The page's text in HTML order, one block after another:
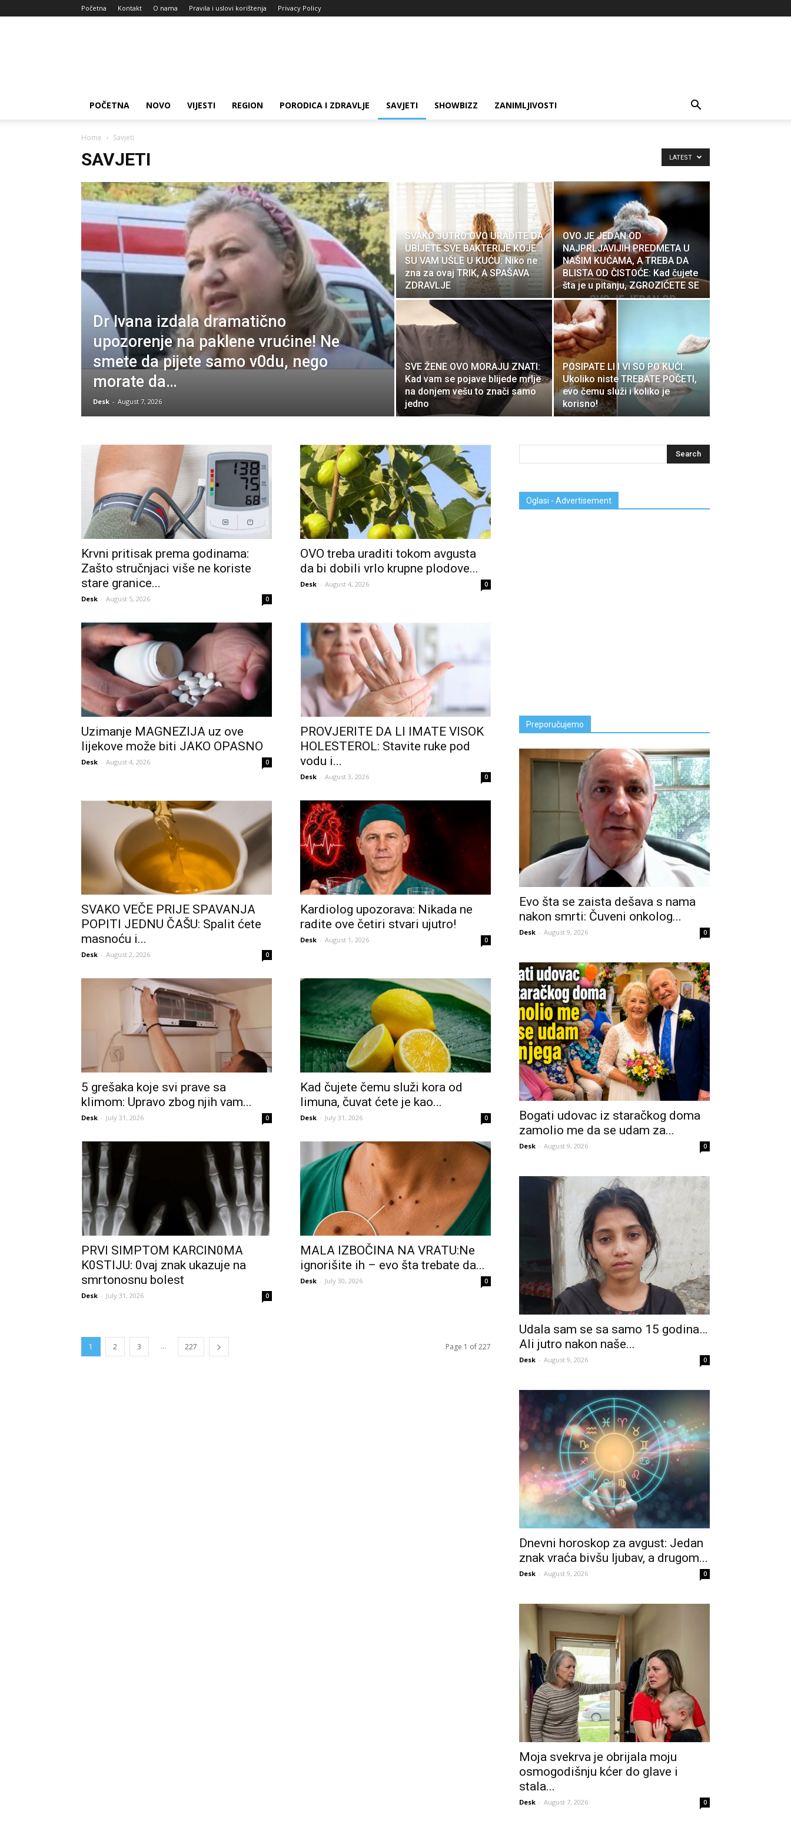
Početna Kontakt O nama Pravila i uslovi korištenja Privacy Policy
POČETNA NOVO VIJESTI REGION PORODICA I ZDRAVLJE SAVJETI SHOWBIZZ ZANIMLJIVOSTI
Home Savjeti
SAVJETI LATEST
Dr Ivana izdala dramatično
upozorenje na paklene vrućine! Ne
smete da pijete samo v0du, nego
morate da…
Desk - August 7, 2026
SVAKO JUTRO OVO URADITE DA
UBIJETE SVE BAKTERIJE KOJE
SU VAM UŠLE U KUĆU: Niko ne
zna za ovaj TRIK, A SPAŠAVA
ZDRAVLJE
OVO JE JEDAN OD
NAJPRLJAVIJIH PREDMETA U
NAŠIM KUĆAMA, A TREBA DA
BLISTA OD ČISTOĆE: Kad čujete
šta je u pitanju, ZGROZIĆETE SE
SVE ŽENE OVO MORAJU ZNATI:
Kad vam se pojave blijede mrlje
na donjem vešu to znači samo
jedno
POSIPATE LI I VI SO PO KUĆI:
Ukoliko niste TREBATE POČETI,
evo čemu služi i koliko je
korisno!
Krvni pritisak prema godinama:
Zašto stručnjaci više ne koriste
stare granice...
Desk - August 5, 2026 0
OVO treba uraditi tokom avgusta
da bi dobili vrlo krupne plodove...
Desk - August 4, 2026 0
Uzimanje MAGNEZIJA uz ove
lijekove može biti JAKO OPASNO
Desk - August 4, 2026 0
PROVJERITE DA LI IMATE VISOK
HOLESTEROL: Stavite ruke pod
vodu i...
Desk - August 3, 2026 0
SVAKO VEČE PRIJE SPAVANJA
POPITI JEDNU ČAŠU: Spalit ćete
masnoću i...
Desk - August 2, 2026 0
Kardiolog upozorava: Nikada ne
radite ove četiri stvari ujutro!
Desk - August 1, 2026 0
5 grešaka koje svi prave sa
klimom: Upravo zbog njih vam...
Desk - July 31, 2026 0
Kad čujete čemu služi kora od
limuna, čuvat ćete je kao...
Desk - July 31, 2026 0
PRVl SlMPTOM KARClN0MA
K0STlJU: 0vaj znak ukazuje na
smrtonosnu bolest
Desk - July 31, 2026 0
MALA IZBOČINA NA VRATU:Ne
ignorišite ih – evo šta trebate da...
Desk - July 30, 2026 0
1 2 3 ... 227 Page 1 of 227
Oglasi - Advertisement
Preporučujemo
Evo šta se zaista dešava s nama
nakon smrti: Čuveni onkolog...
Desk - August 9, 2026 0
Bogati udovac iz staračkog doma
zamolio me da se udam za...
Desk - August 9, 2026 0
Udala sam se sa samo 15 godina…
Ali jutro nakon naše...
Desk - August 9, 2026 0
Dnevni horoskop za avgust: Jedan
znak vraća bivšu ljubav, a drugom...
Desk - August 9, 2026 0
Moja svekrva je obrijala moju
osmogodišnju kćer do glave i
stala...
Desk - August 7, 2026 0